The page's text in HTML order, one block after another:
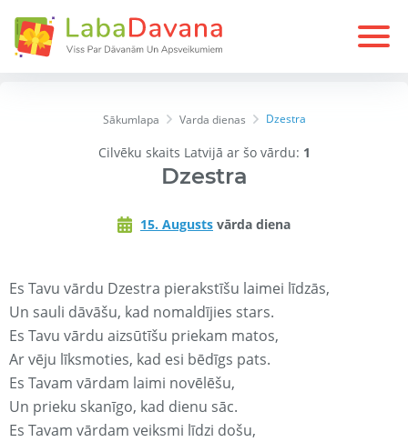
Sākumlapa Varda dienas Dzestra
Cilvēku skaits Latvijā ar šo vārdu: 1
Dzestra
15. Augusts vārda diena
Es Tavu vārdu Dzestra pierakstīšu laimei līdzās,
Un sauli dāvāšu, kad nomaldījies stars.
Es Tavu vārdu aizsūtīšu priekam matos,
Ar vēju līksmoties, kad esi bēdīgs pats.
Es Tavam vārdam laimi novēlēšu,
Un prieku skanīgo, kad dienu sāc.
Es Tavam vārdam veiksmi līdzi došu,